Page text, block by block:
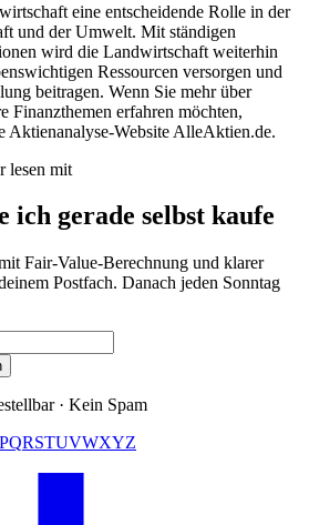
eine entscheidende Rolle in der
und der Umwelt. Mit ständigen
wird die Landwirtschaft weiterhin
Ressourcen versorgen und
beitragen. Wenn Sie mehr über
Finanzthemen erfahren möchten,
Aktienanalyse-Website AlleAktien.de.
lesen mit
ich gerade selbst kaufe
Fair-Value-Berechnung und klarer
Postfach. Danach jeden Sonntag
· Kein Spam
PQRSTUVWXYZ